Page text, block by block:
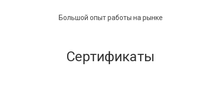
Большой опыт работы на рынке
Сертификаты